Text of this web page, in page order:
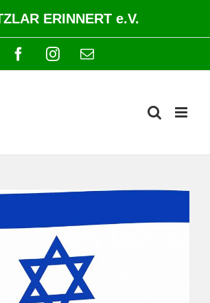
ERINNERT e.V.
FacebookInstagram
E-
Mail